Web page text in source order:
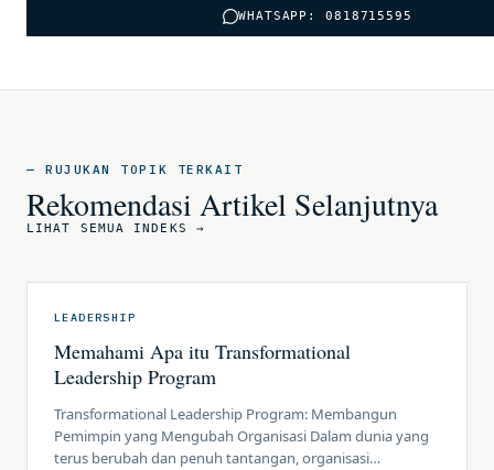
WHATSAPP: 0818715595
— RUJUKAN TOPIK TERKAIT
Rekomendasi Artikel Selanjutnya
LIHAT SEMUA INDEKS →
LEADERSHIP
Memahami Apa itu Transformational
Leadership Program
Transformational Leadership Program: Membangun
Pemimpin yang Mengubah Organisasi Dalam dunia yang
terus berubah dan penuh tantangan, organisasi